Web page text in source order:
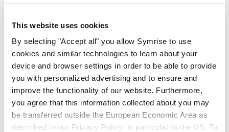
This website uses cookies
By selecting "Accept all" you allow Symrise to use
cookies and similar technologies to learn about your
device and browser settings in order to be able to provide
you with personalized advertising and to ensure and
improve the functionality of our website. Furthermore,
you agree that this information collected about you may
be transferred outside the European Economic Area as
described in our Privacy Policy, in particular to the US. To
BlackRock Finance, Inc. % %
BlackRock Holdco 2, Inc.
BlackRock Financial Management,
Inc.
% %
BlackRock International Holdings,
Inc.
%
L.P.
BlackRock (Singapore) Holdco Pte.
% %